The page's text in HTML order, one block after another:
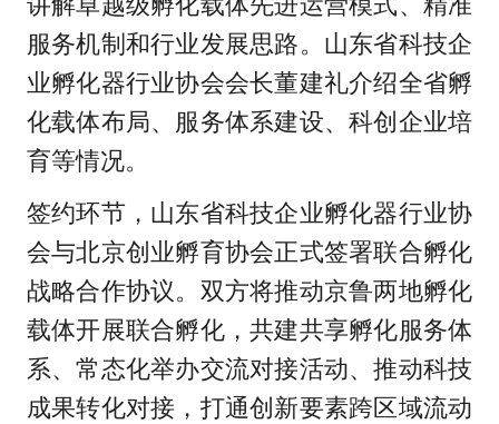
服务机制和行业发展思路。山东省科技企
业孵化器行业协会会长董建礼介绍全省孵
化载体布局、服务体系建设、科创企业培
育等情况。
签约环节，山东省科技企业孵化器行业协
会与北京创业孵育协会正式签署联合孵化
战略合作协议。双方将推动京鲁两地孵化
载体开展联合孵化，共建共享孵化服务体
系、常态化举办交流对接活动、推动科技
成果转化对接，打通创新要素跨区域流动